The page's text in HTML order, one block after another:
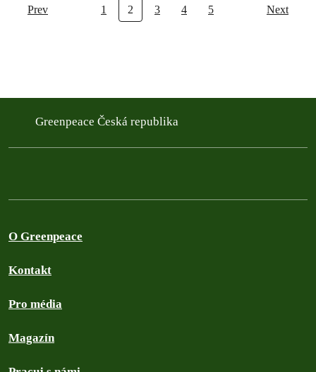
Prev 1 2 3 4 5 Next
Greenpeace Česká republika
O Greenpeace
Kontakt
Pro média
Magazín